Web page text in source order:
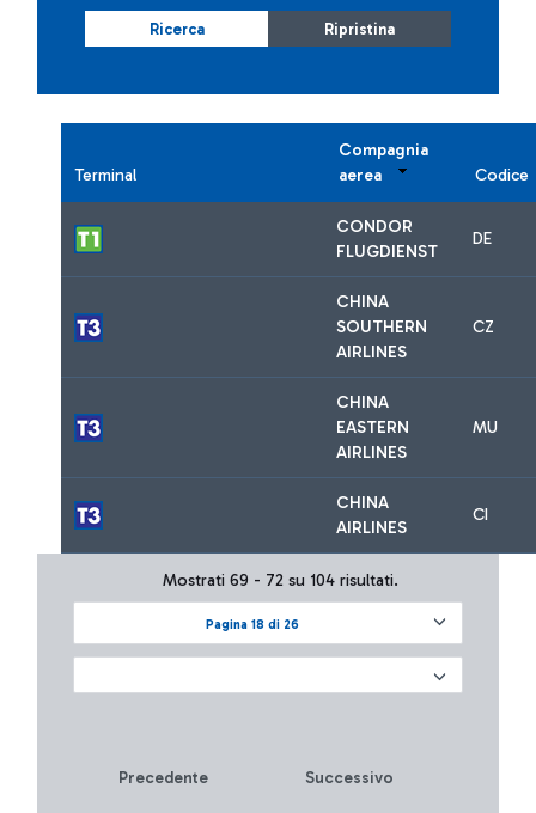
Ricerca Ripristina
Terminal
Compagnia
aerea
Codice
CONDOR
FLUGDIENST
DE
CHINA
SOUTHERN
AIRLINES
CZ
CHINA
EASTERN
AIRLINES
MU
CHINA
AIRLINES
CI
Pagina 18 di 26
Mostrati 69 - 72 su 104 risultati.
Precedente Successivo